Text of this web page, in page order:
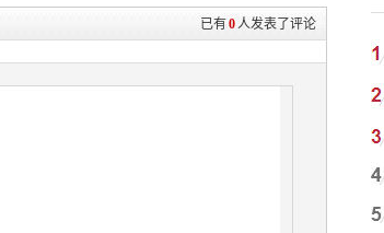
已有0人发表了评论